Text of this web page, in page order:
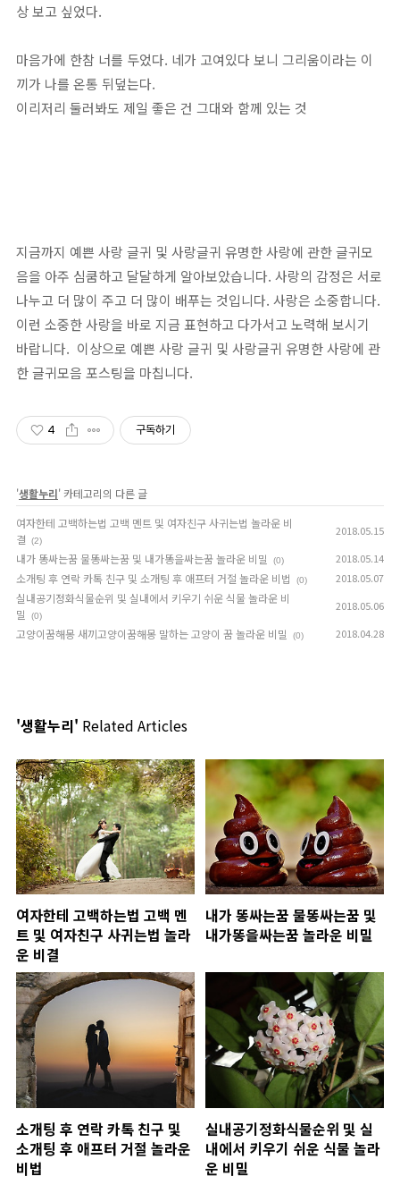
상 보고 싶었다.
마음가에 한참 너를 두었다. 네가 고여있다 보니 그리움이라는 이
끼가 나를 온통 뒤덮는다.
이리저리 둘러봐도 제일 좋은 건 그대와 함께 있는 것
지금까지 예쁜 사랑 글귀 및 사랑글귀 유명한 사랑에 관한 글귀모
음을 아주 심쿰하고 달달하게 알아보았습니다. 사랑의 감정은 서로
나누고 더 많이 주고 더 많이 배푸는 것입니다. 사랑은 소중합니다.
이런 소중한 사랑을 바로 지금 표현하고 다가서고 노력해 보시기
바랍니다. 이상으로 예쁜 사랑 글귀 및 사랑글귀 유명한 사랑에 관
한 글귀모음 포스팅을 마칩니다.
4 구독하기
'생활누리' 카테고리의 다른 글
여자한테 고백하는법 고백 멘트 및 여자친구 사귀는법 놀라운 비
결
(2)
2018.05.15
내가 똥싸는꿈 물똥싸는꿈 및 내가똥을싸는꿈 놀라운 비밀 (0) 2018.05.14
소개팅 후 연락 카톡 친구 및 소개팅 후 애프터 거절 놀라운 비법 (0) 2018.05.07
실내공기정화식물순위 및 실내에서 키우기 쉬운 식물 놀라운 비
밀
(0)
2018.05.06
고양이꿈해몽 새끼고양이꿈해몽 말하는 고양이 꿈 놀라운 비밀 (0) 2018.04.28
'생활누리' Related Articles
여자한테 고백하는법 고백 멘
트 및 여자친구 사귀는법 놀라
운 비결
내가 똥싸는꿈 물똥싸는꿈 및
내가똥을싸는꿈 놀라운 비밀
소개팅 후 연락 카톡 친구 및
소개팅 후 애프터 거절 놀라운
비법
실내공기정화식물순위 및 실
내에서 키우기 쉬운 식물 놀라
운 비밀